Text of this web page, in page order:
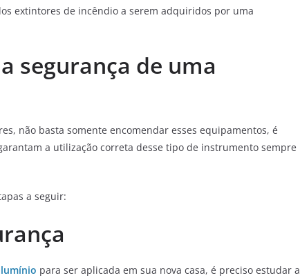
extintores de incêndio a serem adquiridos por uma
segurança de uma
não basta somente encomendar esses equipamentos, é
a utilização correta desse tipo de instrumento sempre
a seguir:
para ser aplicada em sua nova casa, é preciso estudar a